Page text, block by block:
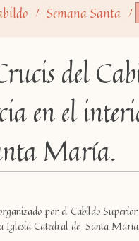
/ Semana Santa /
del
en el
María.
por el Cabildo
Iglesia Catedral de Santa